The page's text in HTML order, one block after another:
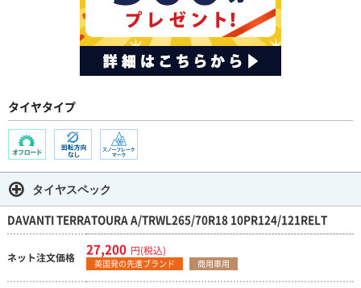
タイヤタイプ
タイヤスペック
DAVANTI TERRATOURA A/TRWL265/70R18 10PR124/121RELT
ネット注文価格 27,200 円(税込)
英国発の先進ブランド 商用車用